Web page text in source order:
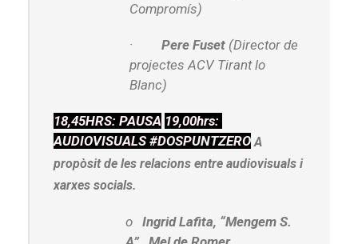
Compromís)
·Pere Fuset (Director de
projectes ACV Tirant lo
Blanc)
18,45HRS: PAUSA 19,00hrs:
AUDIOVISUALS #DOSPUNTZERO A
propòsit de les relacions entre audiovisuals i
xarxes socials.
oIngrid Lafita, “Mengem S.